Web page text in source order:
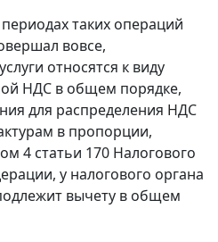
таких операций
вовсе,
относятся к виду
НДС в общем порядке,
для распределения НДС
в пропорции,
4 статьи 170 Налогового
у налогового органа
вычету в общем